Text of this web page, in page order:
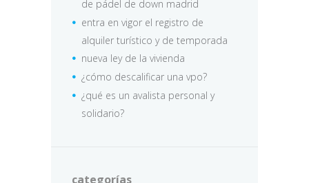
de pádel de down madrid
entra en vigor el registro de
alquiler turístico y de temporada
nueva ley de la vivienda
¿cómo descalificar una vpo?
¿qué es un avalista personal y
solidario?
categorías